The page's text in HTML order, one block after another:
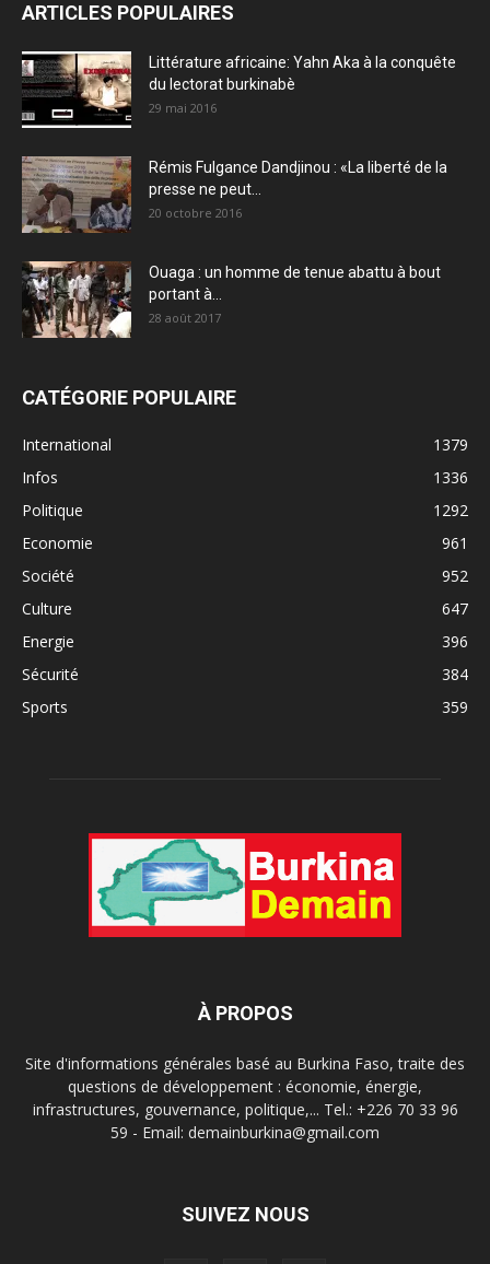
ARTICLES POPULAIRES
Littérature africaine: Yahn Aka à la conquête
du lectorat burkinabè
29 mai 2016
Rémis Fulgance Dandjinou : «La liberté de la
presse ne peut...
20 octobre 2016
Ouaga : un homme de tenue abattu à bout
portant à...
28 août 2017
CATÉGORIE POPULAIRE
International
1379
Infos
1336
Politique
1292
Economie
961
Société
952
Culture
647
Energie
396
Sécurité
384
Sports
359
À PROPOS
Site d'informations générales basé au Burkina Faso, traite des
questions de développement : économie, énergie,
infrastructures, gouvernance, politique,... Tel.: +226 70 33 96
59 - Email: demainburkina@gmail.com
SUIVEZ NOUS